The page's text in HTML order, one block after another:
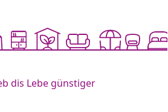
dis Lebe günstiger